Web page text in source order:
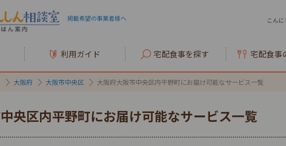
掲載希望の事業者様へ こん
利用ガイド 宅配食事を探す 宅配食事
大阪府 大阪市中央区 大阪府大阪市中央区内平野町にお届け可能なサービス一覧
央区内平野町にお届け可能なサービス一覧